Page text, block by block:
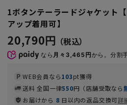
1ボタンテーラードジャケット
アップ着用可】
20,790円
なら 月々3,465円から。分割
WEB会員なら103pt獲得
送料 全国一律550円（店舗受取なら
お届けから 8 日以内の返品交換可詳